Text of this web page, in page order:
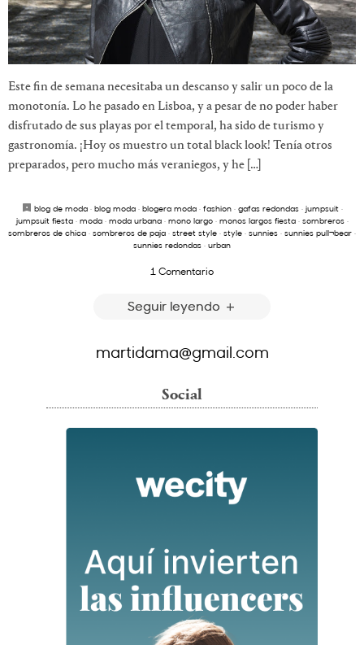
Este fin de semana necesitaba un descanso y salir un poco de la
monotonía. Lo he pasado en Lisboa, y a pesar de no poder haber
disfrutado de sus playas por el temporal, ha sido de turismo y
gastronomía. ¡Hoy os muestro un total black look! Tenía otros
preparados, pero mucho más veraniegos, y he […]
blog de moda· blog moda· blogera moda· fashion· gafas redondas· jumpsuit·
jumpsuit fiesta· moda· moda urbana· mono largo· monos largos fiesta· sombreros·
sombreros de chica · sombreros de paja · street style · style · sunnies · sunnies pull¬bear ·
sunnies redondas · urban
1 Comentario
Seguir leyendo
martidama@gmail.com
Social